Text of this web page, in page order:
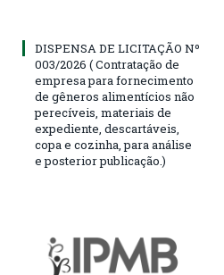
DISPENSA DE LICITAÇÃO Nº
003/2026 ( Contratação de
empresa para fornecimento
de gêneros alimentícios não
perecíveis, materiais de
expediente, descartáveis,
copa e cozinha, para análise
e posterior publicação.)